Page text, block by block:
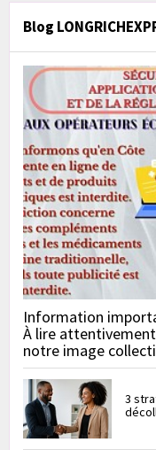
Blog
Information
À lire
notre image
3